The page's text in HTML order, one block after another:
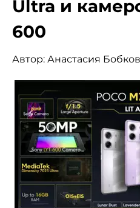
Ultra и
600
Автор: Анастасия